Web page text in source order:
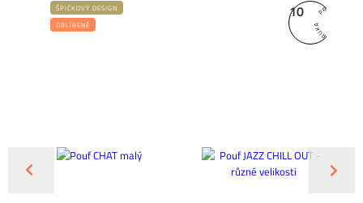
ŠPIČKOVÝ DESIGN
OBLÍBENÉ
10